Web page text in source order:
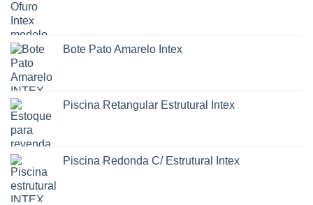
Bote Pato Amarelo Intex
Piscina Retangular Estrutural Intex
Piscina Redonda C/ Estrutural Intex